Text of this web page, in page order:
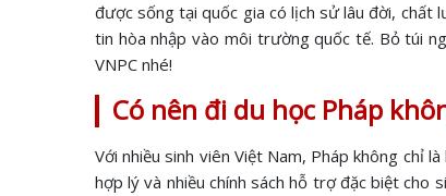
được sống tại quốc gia có lịch sử lâu đời, chất
tin hòa nhập vào môi trường quốc tế. Bỏ túi
VNPC nhé!
Có nên đi du học Pháp
Với nhiều sinh viên Việt Nam, Pháp không chỉ
hợp lý và nhiều chính sách hỗ trợ đặc biệt cho